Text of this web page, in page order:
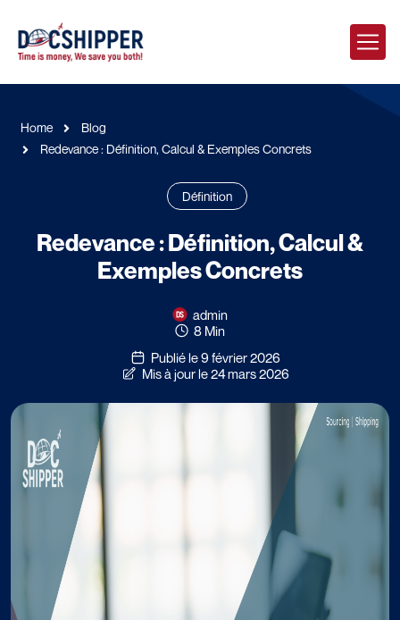
Home
Blog
Redevance : Définition, Calcul & Exemples Concrets
Définition
Redevance : Définition, Calcul &
Exemples Concrets
admin
8 Min
Publié le 9 février 2026
Mis à jour le 24 mars 2026